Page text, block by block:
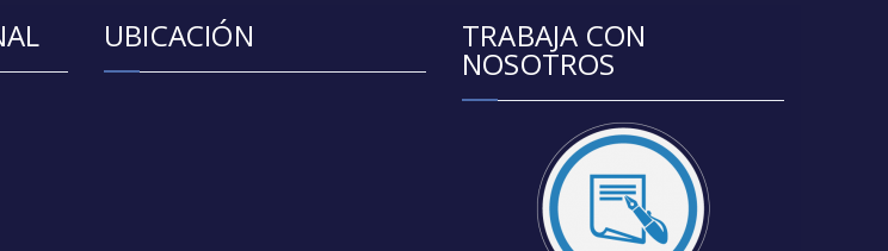
UBICACIÓN TRABAJA CON
NOSOTROS